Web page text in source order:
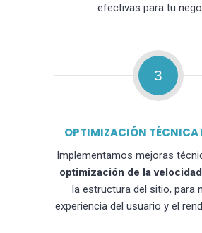
efectivas para tu
3
OPTIMIZACIÓN TÉCNICA
Implementamos mejoras
optimización de la
la estructura del sitio, para
experiencia del usuario y el